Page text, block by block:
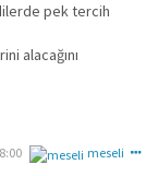
pek tercih
alacağını
meseli